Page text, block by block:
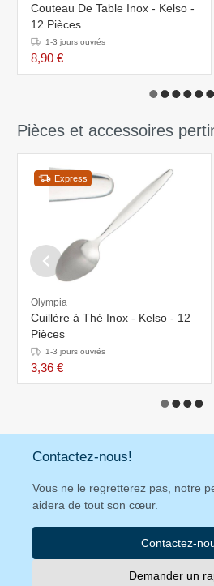
Couteau De Table Inox - Kelso -
12 Pièces
1-3 jours ouvrés
8,90 €
Pièces et accessoires
Express
Olympia
Cuillère à Thé Inox - Kelso - 12
Pièces
1-3 jours ouvrés
3,36 €
Contactez-nous!
Vous ne le regretterez pas, notre
aidera de tout son cœur.
Contactez-
Demander un